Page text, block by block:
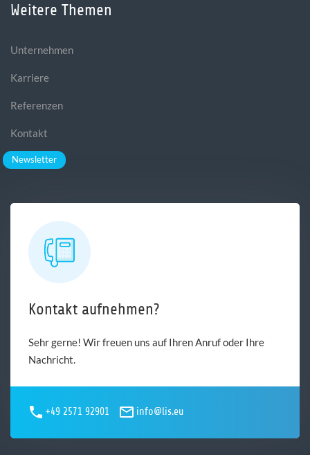
Weitere Themen
Unternehmen
Karriere
Referenzen
Kontakt
Newsletter
Kontakt aufnehmen?
Sehr gerne! Wir freuen uns auf Ihren Anruf oder Ihre
Nachricht.
+49 2571 92901 info@lis.eu